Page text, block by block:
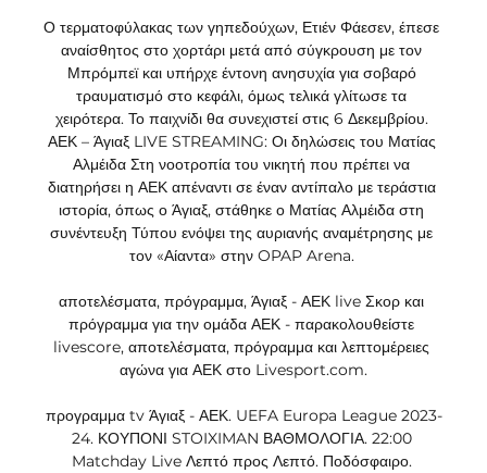
Ο τερματοφύλακας των γηπεδούχων, Ετιέν Φάεσεν, έπεσε
αναίσθητος στο χορτάρι μετά από σύγκρουση με τον
Μπρόμπεϊ και υπήρχε έντονη ανησυχία για σοβαρό
τραυματισμό στο κεφάλι, όμως τελικά γλίτωσε τα
χειρότερα. Το παιχνίδι θα συνεχιστεί στις 6 Δεκεμβρίου.
ΑΕΚ – Άγιαξ LIVE STREAMING: Οι δηλώσεις του Ματίας
Αλμέιδα Στη νοοτροπία του νικητή που πρέπει να
διατηρήσει η ΑΕΚ απέναντι σε έναν αντίπαλο με τεράστια
ιστορία, όπως ο Άγιαξ, στάθηκε ο Ματίας Αλμέιδα στη
συνέντευξη Τύπου ενόψει της αυριανής αναμέτρησης με
τον «Αίαντα» στην OPAP Arena.
αποτελέσματα, πρόγραμμα, Άγιαξ - ΑΕΚ live Σκορ και
πρόγραμμα για την ομάδα ΑΕΚ - παρακολουθείστε
livescore, αποτελέσματα, πρόγραμμα και λεπτομέρειες
αγώνα για ΑΕΚ στο Livesport.com.
προγραμμα tv Άγιαξ - ΑΕΚ. UEFA Europa League 2023-
24. ΚΟΥΠΟΝΙ STOIXIMAN ΒΑΘΜΟΛΟΓΙΑ. 22:00
Matchday Live Λεπτό προς Λεπτό. Ποδόσφαιρο.